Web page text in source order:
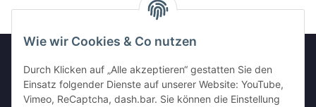
Wie wir Cookies & Co nutzen
Durch Klicken auf „Alle akzeptieren“ gestatten Sie den
Einsatz folgender Dienste auf unserer Website: YouTube,
Vimeo, ReCaptcha, dash.bar. Sie können die Einstellung
GESETZLICHE INFORMATIONEN